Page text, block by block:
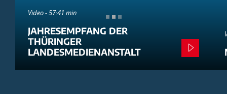
Video - 57:41 min
JAHRESEMPFANG DER
THÜRINGER
LANDESMEDIENANSTALT